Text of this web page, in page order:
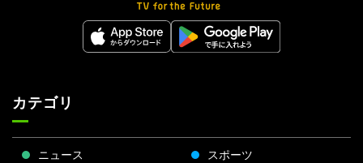
カテゴリ
ニュース スポーツ